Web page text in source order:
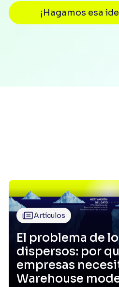
¡Hagamos esa
Artículos
El problema de
dispersos: por
empresas
Warehouse